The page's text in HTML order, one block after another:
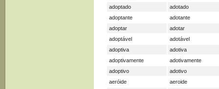
adoptado
adotado
adoptante
adotante
adoptar
adotar
adoptável
adotável
adoptiva
adotiva
adoptivamente
adotivamente
adoptivo
adotivo
aeróide
aeroide